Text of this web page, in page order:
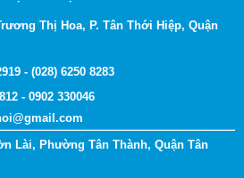
Thị Hoa, P. Tân Thới Hiệp, Quận
- (028) 6250 8283
- 0902 330046
Lài, Phường Tân Thành, Quận Tân